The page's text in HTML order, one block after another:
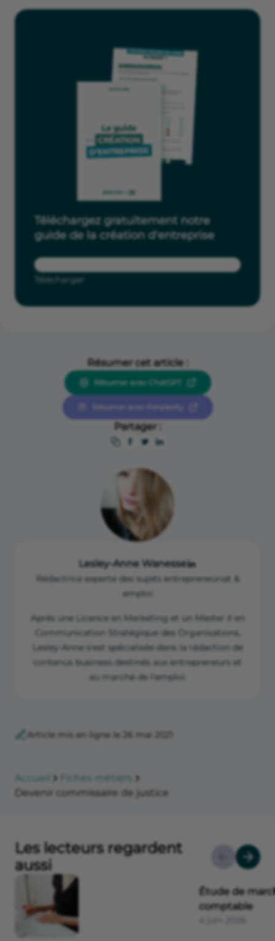
Téléchargez gratuitement notre
guide de la création d'entreprise
Télécharger
Résumer cet article :
Résumer avec ChatGPT
Résumer avec Perplexity
Partager :
Lesley-Anne Wanesse
Rédactrice experte des sujets entrepreneuriat &
emploi
Après une Licence en Marketing et un Master II en
Communication Stratégique des Organisations,
Lesley-Anne s'est spécialisée dans la rédaction de
contenus business destinés aux entrepreneurs et
au marché de l'emploi.
Article mis en ligne le 26 mai 2021
Accueil
Fiches métiers
Devenir commissaire de justice
Les lecteurs regardent
aussi
Étude de
comptable